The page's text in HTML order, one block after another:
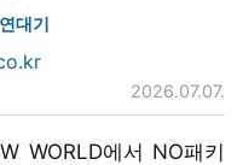
대기
2026.07.07.
WORLD에서 NO패키